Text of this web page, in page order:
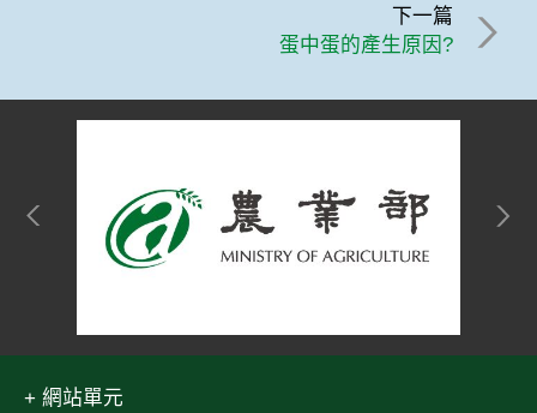
下一篇
蛋中蛋的產生原因?
網站單元